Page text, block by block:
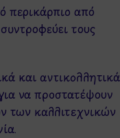
περικάρπιο από
τους
και αντικολλητικά
να προστατέψουν
των καλλιτεχνικών